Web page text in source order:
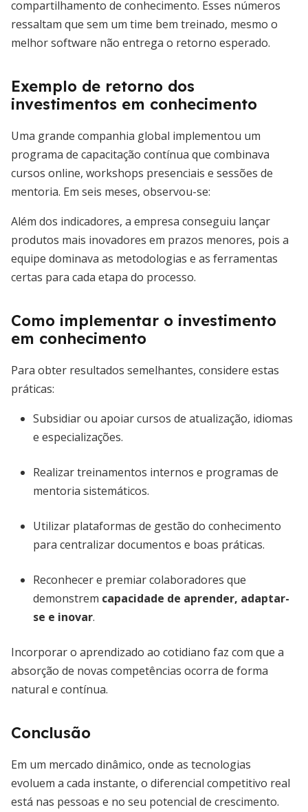
compartilhamento de conhecimento. Esses números
ressaltam que sem um time bem treinado, mesmo o
melhor software não entrega o retorno esperado.
Exemplo de retorno dos
investimentos em conhecimento
Uma grande companhia global implementou um
programa de capacitação contínua que combinava
cursos online, workshops presenciais e sessões de
mentoria. Em seis meses, observou-se:
Além dos indicadores, a empresa conseguiu lançar
produtos mais inovadores em prazos menores, pois a
equipe dominava as metodologias e as ferramentas
certas para cada etapa do processo.
Como implementar o investimento
em conhecimento
Para obter resultados semelhantes, considere estas
práticas:
Subsidiar ou apoiar cursos de atualização, idiomas
e especializações.
Realizar treinamentos internos e programas de
mentoria sistemáticos.
Utilizar plataformas de gestão do conhecimento
para centralizar documentos e boas práticas.
Reconhecer e premiar colaboradores que
demonstrem capacidade de aprender, adaptar-
se e inovar.
Incorporar o aprendizado ao cotidiano faz com que a
absorção de novas competências ocorra de forma
natural e contínua.
Conclusão
Em um mercado dinâmico, onde as tecnologias
evoluem a cada instante, o diferencial competitivo real
está nas pessoas e no seu potencial de crescimento.